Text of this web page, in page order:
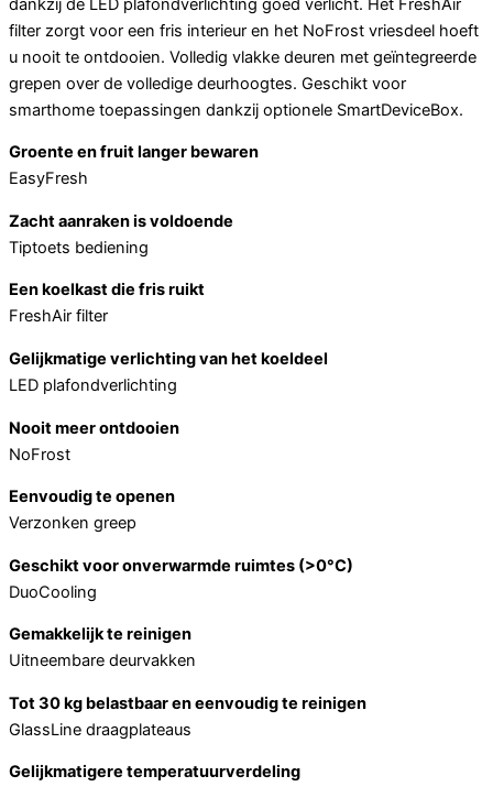
dankzij de LED plafondverlichting goed verlicht. Het FreshAir
filter zorgt voor een fris interieur en het NoFrost vriesdeel hoeft
u nooit te ontdooien. Volledig vlakke deuren met geïntegreerde
grepen over de volledige deurhoogtes. Geschikt voor
smarthome toepassingen dankzij optionele SmartDeviceBox.
Groente en fruit langer bewaren
EasyFresh
Zacht aanraken is voldoende
Tiptoets bediening
Een koelkast die fris ruikt
FreshAir filter
Gelijkmatige verlichting van het koeldeel
LED plafondverlichting
Nooit meer ontdooien
NoFrost
Eenvoudig te openen
Verzonken greep
Geschikt voor onverwarmde ruimtes (>0°C)
DuoCooling
Gemakkelijk te reinigen
Uitneembare deurvakken
Tot 30 kg belastbaar en eenvoudig te reinigen
GlassLine draagplateaus
Gelijkmatigere temperatuurverdeling